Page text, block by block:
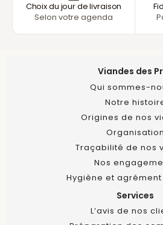
Choix du jour de livraison
Selon votre agenda
Viandes des
Qui sommes-
Notre
Origines de nos
Organisation
Traçabilité de nos
Nos
Hygiène et
Services
L’avis de nos